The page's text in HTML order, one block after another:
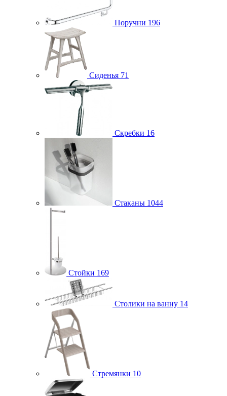
Поручни 196
Сиденья 71
Скребки 16
Стаканы 1044
Стойки 169
Столики на ванну 14
Стремянки 10